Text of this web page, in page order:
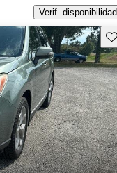
Verif. disponibilidad